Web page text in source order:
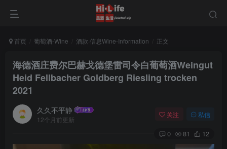
首页 葡萄酒-Wine 酒款·信息Wine-Information 正文
海德酒庄费尔巴赫戈德堡雷司令白葡萄酒Weingut
Heid Fellbacher Goldberg Riesling trocken
2021
久久不平静
12个月前更新
关注 私信
0 81 12